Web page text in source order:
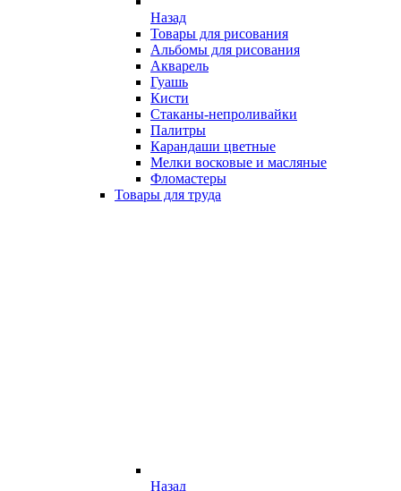
Назад
Товары для рисования
Альбомы для рисования
Акварель
Гуашь
Кисти
Стаканы-непроливайки
Палитры
Карандаши цветные
Мелки восковые и масляные
Фломастеры
Товары для труда
Назад